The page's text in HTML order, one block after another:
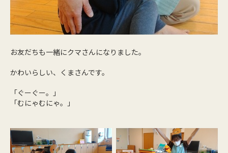
お友だちも一緒にクマさんになりました。
かわいらしい、くまさんです。
「ぐーぐー。」
「むにゃむにゃ。」